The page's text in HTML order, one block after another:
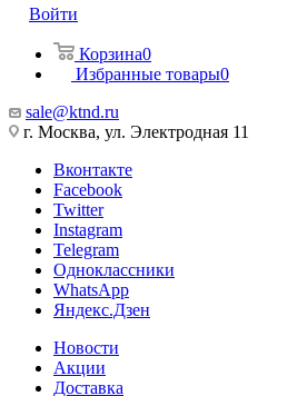
Войти
Корзина0
Избранные товары0
sale@ktnd.ru
г. Москва, ул. Электродная 11
Вконтакте
Facebook
Twitter
Instagram
Telegram
Одноклассники
WhatsApp
Яндекс.Дзен
Новости
Акции
Доставка